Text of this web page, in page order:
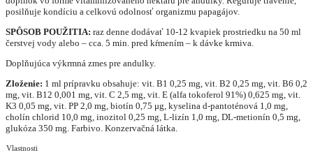
posilňuje kondíciu a celkovú odolnosť organizmu papagájov.
SPÔSOB POUŽITIA: raz denne dodávať 10-12 kvapiek prostriedku na 50 ml
čerstvej vody alebo – cca. 5 min. pred kŕmením – k dávke krmiva.
Doplňujúca výkrmná zmes pre andulky.
Zloženie: 1 ml prípravku obsahuje: vit. B1 0,25 mg, vit. B2 0,25 mg, vit. B6 0,2
mg, vit. B12 0,001 mg, vit. C 2,5 mg, vit. E (alfa tokoferol 91%) 0,625 mg, vit.
K3 0,05 mg, vit. PP 2,0 mg, biotín 0,75 μg, kyselina d-pantoténová 1,0 mg,
cholín chlorid 10,0 mg, inozitol 0,25 mg, L-lizín 1,0 mg, DL-metionín 0,5 mg,
glukóza 350 mg. Farbivo. Konzervačná látka.
Vlastnosti